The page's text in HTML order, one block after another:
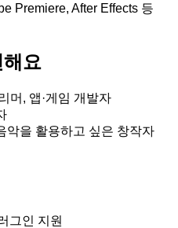
Premiere, After Effects 등
요
머, 앱·게임 개발자
악을 활용하고 싶은 창작자
그인 지원